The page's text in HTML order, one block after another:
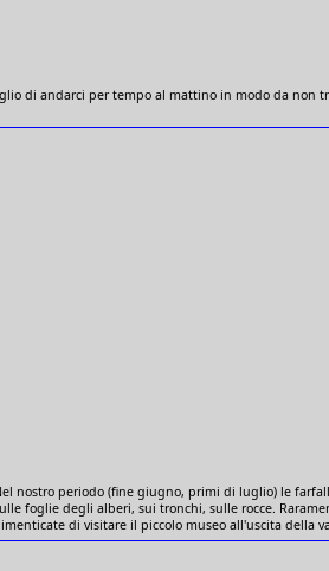
di andarci per tempo al mattino in modo da non
nostro periodo (fine giugno, primi di luglio) le
foglie degli alberi, sui tronchi, sulle rocce.
di visitare il piccolo museo all'uscita della